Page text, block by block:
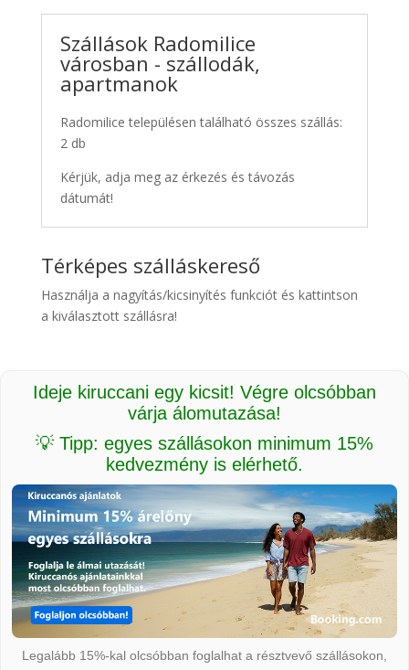
Szállások Radomilice
városban - szállodák,
apartmanok
Radomilice településen található összes szállás:
2 db
Kérjük, adja meg az érkezés és távozás
dátumát!
Térképes szálláskereső
Használja a nagyítás/kicsinyítés funkciót és kattintson
a kiválasztott szállásra!
Ideje kiruccani egy kicsit! Végre olcsóbban
várja álomutazása!
💡 Tipp: egyes szállásokon minimum 15%
kedvezmény is elérhető.
Legalább 15%-kal olcsóbban foglalhat a résztvevő szállásokon,